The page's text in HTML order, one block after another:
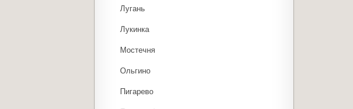
Лугань
Лукинка
Мостечня
Ольгино
Пигарево